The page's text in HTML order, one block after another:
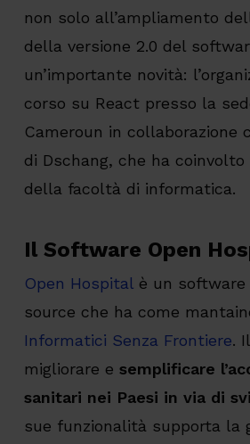
non solo all’ampliamento
della versione 2.0 del
un’importante novità:
corso su React presso la
Cameroun in collaborazione
di Dschang, che ha
della facoltà di informatica.
Il Software Open
Open Hospitalè un software
source che ha come
Informatici Senza Frontiere.
migliorare e semplificare
sanitari nei Paesi in via di
sue funzionalità supporta la